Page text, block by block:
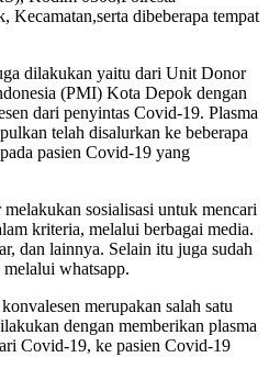
dibeberapa tempat
dilakukan yaitu dari Unit Donor
(PMI) Kota Depok dengan
dari penyintas Covid-19. Plasma
telah disalurkan ke beberapa
pasien Covid-19 yang
sosialisasi untuk mencari
kriteria, melalui berbagai media.
dan lainnya. Selain itu juga sudah
whatsapp.
merupakan salah satu
dengan memberikan plasma
Covid-19, ke pasien Covid-19